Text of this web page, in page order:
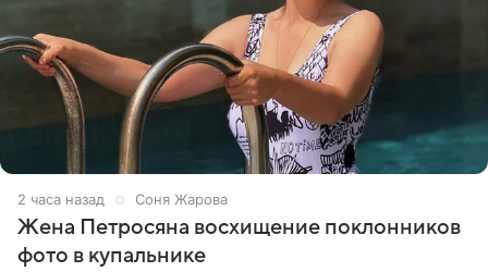
2 часа назад Соня Жарова
Жена Петросяна восхищение поклонников
фото в купальнике